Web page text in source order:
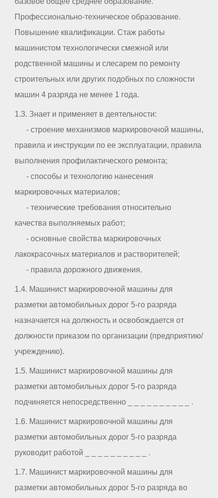
Профессионально-техническое образование.
Повышение квалификации. Стаж работы
машинистом технологически смежной или
родственной машины и слесарем по ремонту
строительных или других подобных по сложности
машин 4 разряда не менее 1 года.
1.3. Знает и применяет в деятельности:
- строение механизмов маркировочной машины,
правила и инструкции по ее эксплуатации, правила
выполнения профилактического ремонта;
- способы и технологию нанесения
маркировочных материалов;
- технические требования относительно
качества выполняемых работ;
- основные свойства маркировочных
лакокрасочных материалов и растворителей;
- правила дорожного движения.
1.4. Машинист маркировочной машины для
разметки автомобильных дорог 5-го разряда
назначается на должность и освобождается от
должности приказом по организации (предприятию/
учреждению).
1.5. Машинист маркировочной машины для
разметки автомобильных дорог 5-го разряда
подчиняется непосредственно _ _ _ _ _ _ _ _ _ _ .
1.6. Машинист маркировочной машины для
разметки автомобильных дорог 5-го разряда
руководит работой _ _ _ _ _ _ _ _ _ _ .
1.7. Машинист маркировочной машины для
разметки автомобильных дорог 5-го разряда во